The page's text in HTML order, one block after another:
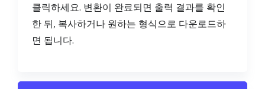
클릭하세요. 변환이 완료되면 출력 결과를 확인
한 뒤, 복사하거나 원하는 형식으로 다운로드하
면 됩니다.